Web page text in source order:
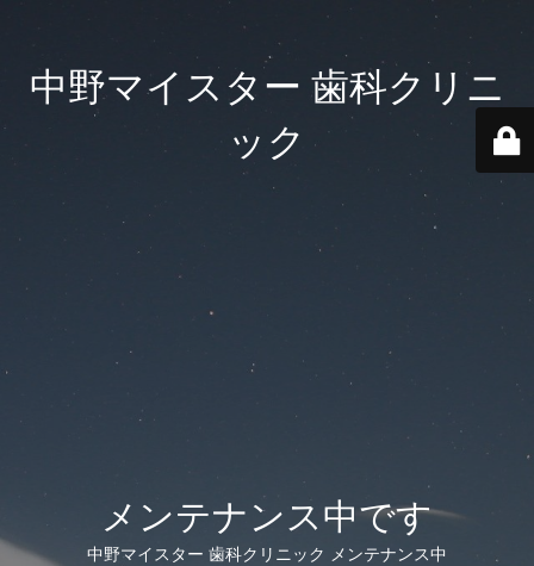
中野マイスター 歯科クリニ
ック
メンテナンス中です
中野マイスター 歯科クリニック メンテナンス中